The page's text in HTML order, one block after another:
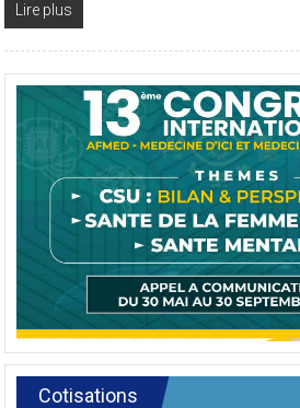
Lire plus
Cotisations